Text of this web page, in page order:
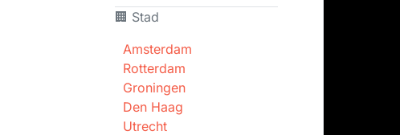
🏢 Stad
Amsterdam
Rotterdam
Groningen
Den Haag
Utrecht